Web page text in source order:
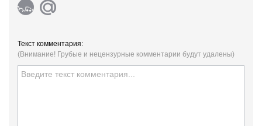
Текст комментария:
(Внимание! Грубые и нецензурные комментарии будут удалены)